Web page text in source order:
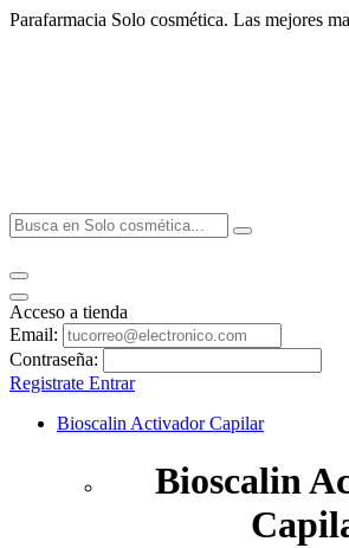
Parafarmacia Solo cosmética. Las mejores
Acceso a tienda
Email:
Contraseña:
Registrate Entrar
Bioscalin Activador Capilar
Bioscalin